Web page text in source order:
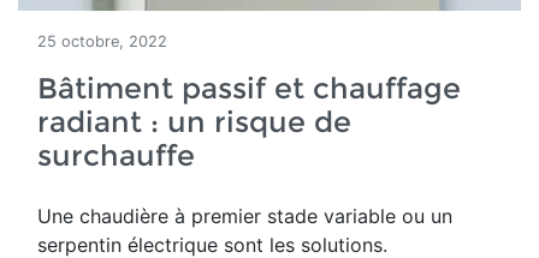
25 octobre, 2022
Bâtiment passif et chauffage
radiant : un risque de
surchauffe
Une chaudière à premier stade variable ou un
serpentin électrique sont les solutions.